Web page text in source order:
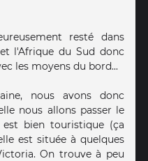
resté dans
l'Afrique du Sud donc
les moyens du bord...
nous avons donc
nous allons passer le
bien touristique (ça
est située à quelques
On trouve à peu